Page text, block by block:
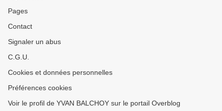
Pages
Contact
Signaler un abus
C.G.U.
Cookies et données personnelles
Préférences cookies
Voir le profil de YVAN BALCHOY sur le portail Overblog